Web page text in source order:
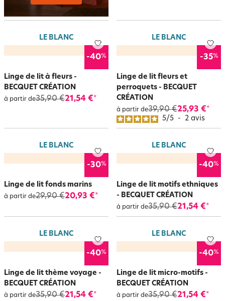
LE BLANC
-40%
Linge de lit à fleurs -
BECQUET CRÉATION
à partir de35,90 €21,54 €*
LE BLANC
-35%
Linge de lit fleurs et
perroquets - BECQUET
CRÉATION
à partir de39,90 €25,93 €*
5/5 - 2 avis
LE BLANC
-30%
Linge de lit fonds marins
à partir de29,90 €20,93 €*
LE BLANC
-40%
Linge de lit motifs ethniques
- BECQUET CRÉATION
à partir de35,90 €21,54 €*
LE BLANC
-40%
Linge de lit thème voyage -
BECQUET CRÉATION
à partir de35,90 €21,54 €*
LE BLANC
-40%
Linge de lit micro-motifs -
BECQUET CRÉATION
à partir de35,90 €21,54 €*